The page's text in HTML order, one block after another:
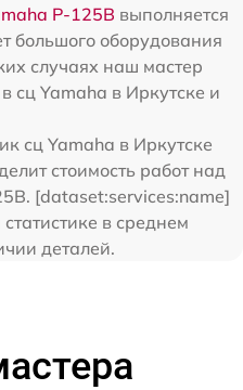
P-125B выполняется
большого оборудования
случаях наш мастер
сц Yamaha в Иркутске и
сц Yamaha в Иркутске
стоимость работ над
[dataset:services:name]
в среднем
деталей.